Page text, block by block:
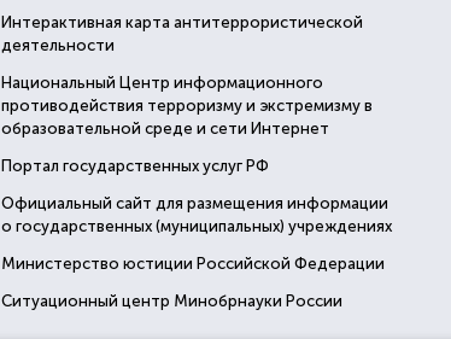
Интерактивная карта антитеррористической
деятельности
Национальный Центр информационного
противодействия терроризму и экстремизму в
образовательной среде и сети Интернет
Портал государственных услуг РФ
Официальный сайт для размещения информации
о государственных (муниципальных) учреждениях
Министерство юстиции Российской Федерации
Ситуационный центр Минобрнауки России